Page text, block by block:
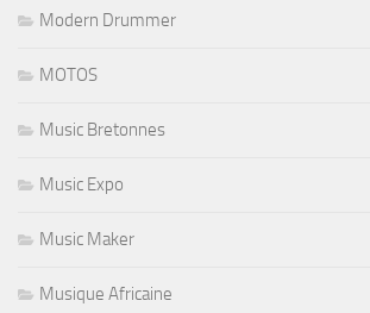
Modern Drummer
MOTOS
Music Bretonnes
Music Expo
Music Maker
Musique Africaine